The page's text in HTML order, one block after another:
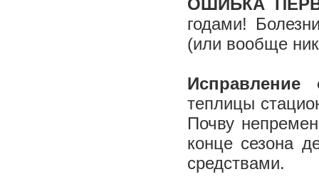
ОШИБКА
годами!
(или вообще
Исправление
теплицы
Почву
конце сезона
средствами.